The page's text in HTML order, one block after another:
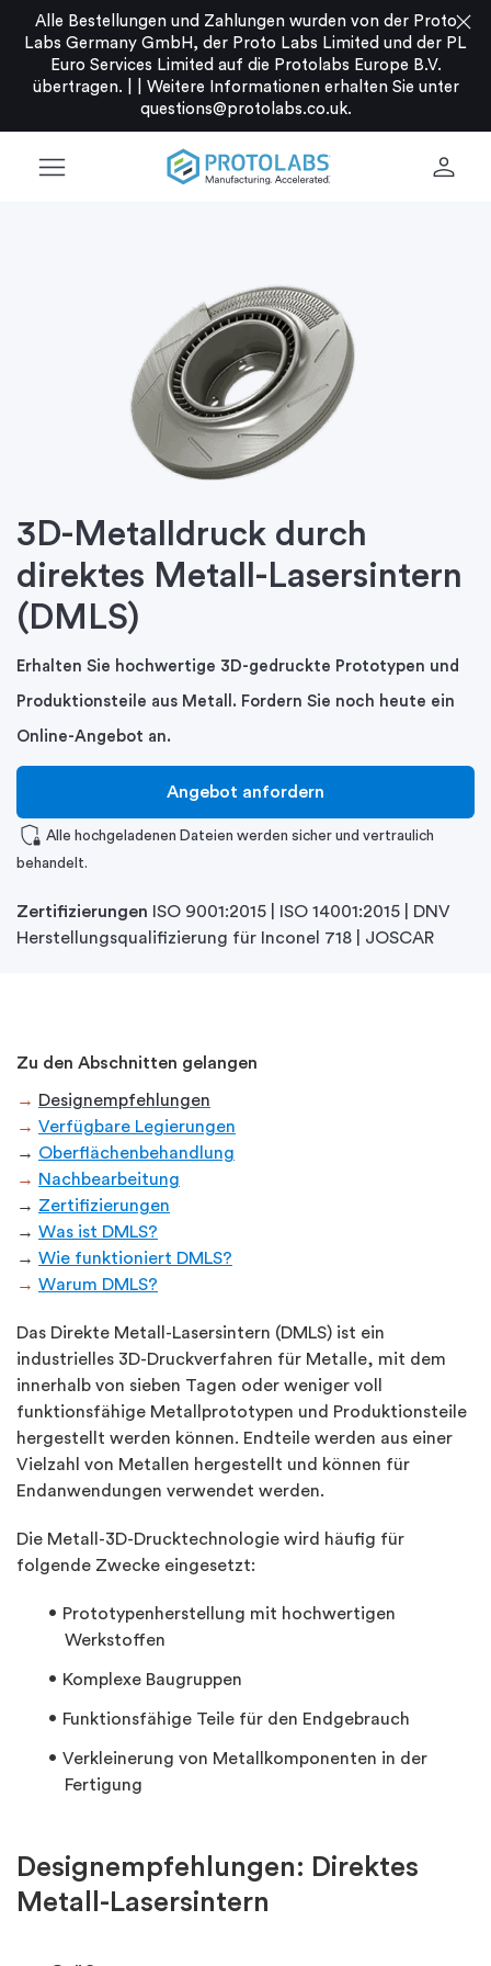
Alle Bestellungen und Zahlungen wurden von der Proto
Labs Germany GmbH, der Proto Labs Limited und der PL
Euro Services Limited auf die Protolabs Europe B.V.
übertragen. |
Weitere Informationen erhalten Sie unter
questions@protolabs.co.uk.
close
menu person
3D-Metalldruck durch
direktes Metall-Lasersintern
(DMLS)
Erhalten Sie hochwertige 3D-gedruckte Prototypen und
Produktionsteile aus Metall. Fordern Sie noch heute ein
Online-Angebot an.
Angebot anfordern
shield_locked Alle hochgeladenen Dateien werden sicher und vertraulich
behandelt.
Zertifizierungen ISO 9001:2015 | ISO 14001:2015 | DNV
Herstellungsqualifizierung für Inconel 718 | JOSCAR
Zu den Abschnitten gelangen
→ Designempfehlungen
→ Verfügbare Legierungen
→ Oberflächenbehandlung
→ Nachbearbeitung
→ Zertifizierungen
→ Was ist DMLS?
→ Wie funktioniert DMLS?
→ Warum DMLS?
Das Direkte Metall-Lasersintern (DMLS) ist ein
industrielles 3D-Druckverfahren für Metalle, mit dem
innerhalb von sieben Tagen oder weniger voll
funktionsfähige Metallprototypen und Produktionsteile
hergestellt werden können. Endteile werden aus einer
Vielzahl von Metallen hergestellt und können für
Endanwendungen verwendet werden.
Die Metall-3D-Drucktechnologie wird häufig für
folgende Zwecke eingesetzt:
Prototypenherstellung mit hochwertigen
Werkstoffen
Komplexe Baugruppen
Funktionsfähige Teile für den Endgebrauch
Verkleinerung von Metallkomponenten in der
Fertigung
Designempfehlungen: Direktes
Metall-Lasersintern